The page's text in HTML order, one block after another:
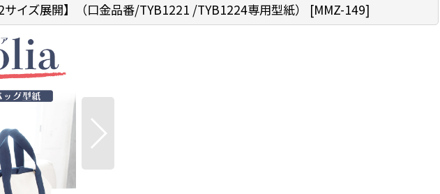
イズ展開】（口金品番/TYB1221 /TYB1224専用型紙） [MMZ-149]